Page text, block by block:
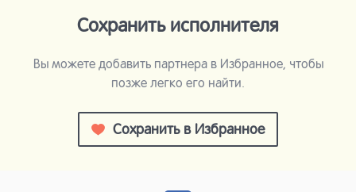
Сохранить исполнителя
Вы можете добавить партнера в Избранное, чтобы
позже легко его найти.
Сохранить в Избранное